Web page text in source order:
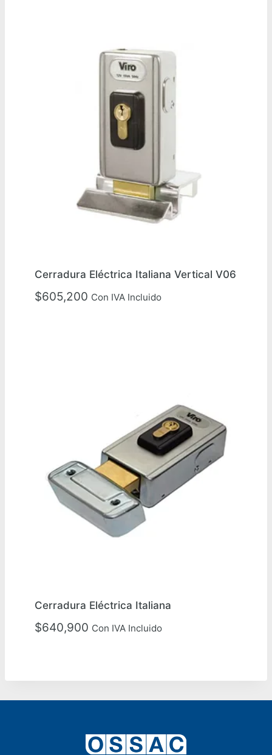
Cerradura Eléctrica Italiana Vertical V06
$605,200 Con IVA Incluido
Cerradura Eléctrica Italiana
$640,900 Con IVA Incluido